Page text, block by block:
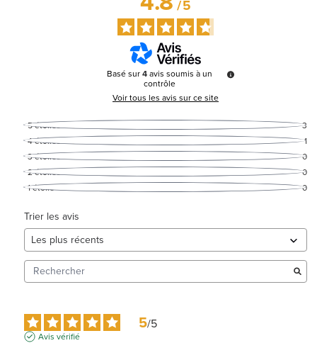
/5
Basé sur4 avis soumis à un
contrôle
Voir tous les avis sur ce site
5étoiles
3
4étoiles
1
3étoiles
0
2étoiles
0
1étoile 0
Trier les avis
5/5
Avis vérifié